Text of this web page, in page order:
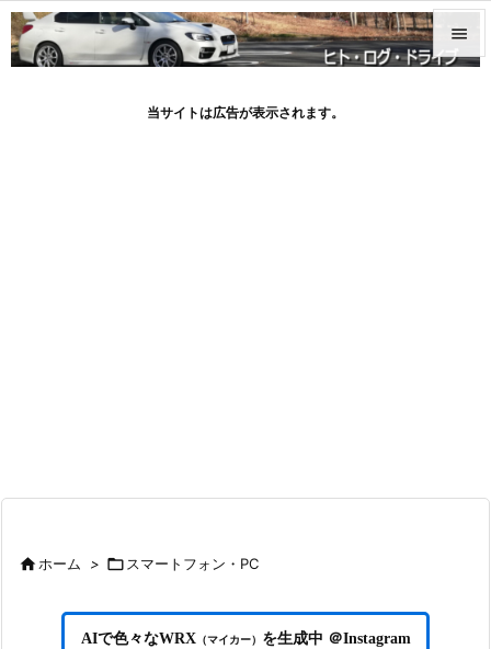

当サイトは広告が表示されます。
ホーム >  スマートフォン・PC
AIで色々なWRX （マイカー） を生成中 ＠Instagram